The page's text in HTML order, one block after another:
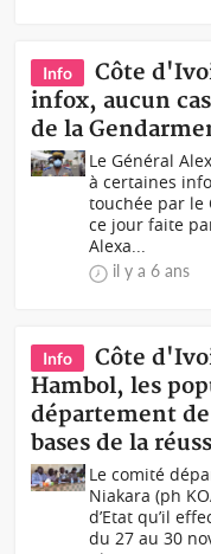
Info
Côte
infox, aucun
de la
Le Général
à certaines
touchée par le
ce jour faite
Alexa...
il y a 6 ans
Info
Côte
Hambol, les
département
bases de la
Le comité
Niakara (ph
d’Etat qu’il
du 27 au 30